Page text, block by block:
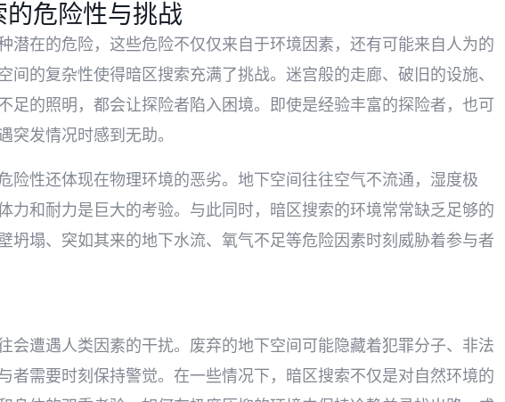
危险性与挑战
潜在的危险，这些危险不仅仅来自于环境因素，还有可能来自人为的
间的复杂性使得暗区搜索充满了挑战。迷宫般的走廊、破旧的设施、
足的照明，都会让探险者陷入困境。即使是经验丰富的探险者，也可
突发情况时感到无助。
险性还体现在物理环境的恶劣。地下空间往往空气不流通，湿度极
力和耐力是巨大的考验。与此同时，暗区搜索的环境常常缺乏足够的
坍塌、突如其来的地下水流、氧气不足等危险因素时刻威胁着参与者
会遭遇人类因素的干扰。废弃的地下空间可能隐藏着犯罪分子、非法
者需要时刻保持警觉。在一些情况下，暗区搜索不仅是对自然环境的